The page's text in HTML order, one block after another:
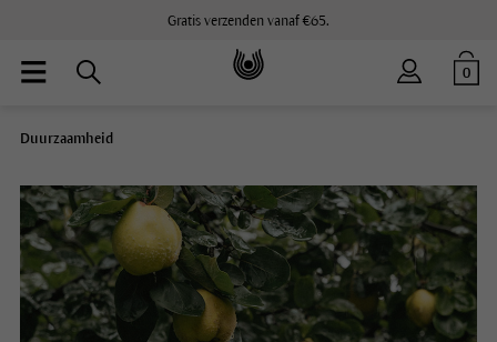
Gratis verzenden vanaf €65.
0
Duurzaamheid